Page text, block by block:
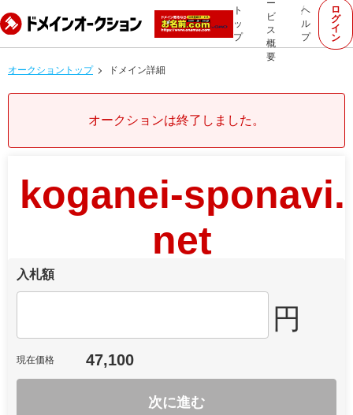
ト
ッ
プ
ー
ビ
ス
概
要
ヘ
ル
プ
ロ
グ
イ
ン
オークショントップ ドメイン詳細
オークションは終了しました。
koganei-sponavi.
net
入札額
円
現在価格 47,100
次に進む